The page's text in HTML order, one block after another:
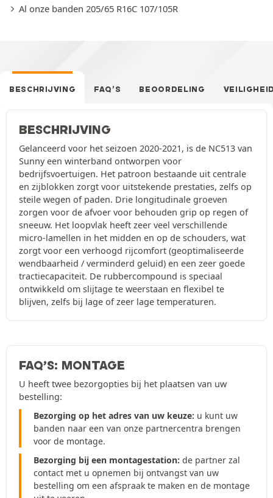
Al onze banden 205/65 R16C 107/105R
BESCHRIJVING FAQ’S BEOORDELING
BESCHRIJVING
Gelanceerd voor het seizoen 2020-2021, is de NC513 van
Sunny een winterband ontworpen voor
bedrijfsvoertuigen. Het patroon bestaande uit centrale
en zijblokken zorgt voor uitstekende prestaties, zelfs op
steile wegen of paden. Drie longitudinale groeven
zorgen voor de afvoer voor behouden grip op regen of
sneeuw. Het loopvlak heeft zeer veel verschillende
micro-lamellen in het midden en op de schouders, wat
zorgt voor een verhoogd rijcomfort (geoptimaliseerde
wendbaarheid / verminderd geluid) en een zeer goede
tractiecapaciteit. De rubbercompound is speciaal
ontwikkeld om slijtage te weerstaan en flexibel te
blijven, zelfs bij lage of zeer lage temperaturen.
FAQ’S: MONTAGE
U heeft twee bezorgopties bij het plaatsen van uw
bestelling:
Bezorging op het adres van uw keuze: u kunt uw
banden naar een van onze partnercentra brengen
voor de montage.
Bezorging bij een montagestation: de partner zal
contact met u opnemen bij ontvangst van uw
bestelling om een afspraak te maken en de montage